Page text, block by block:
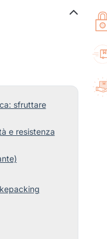
sfruttare
e resistenza